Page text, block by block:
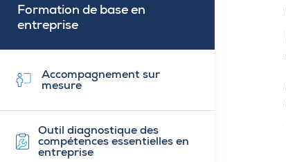
Formation de base en
entreprise
Accompagnement sur
mesure
Outil diagnostique des
compétences essentielles en
entreprise